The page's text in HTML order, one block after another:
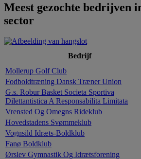
Meest gezochte bedrijven
sector
Bedrijf
Mollerup Golf Club
Fodboldtræning Dansk Træner Union
G.s. Robur Basket Societa Sportiva
Dilettantistica A Responsabilita Limitata
Vrensted Og Omegns Rideklub
Hovedstadens Svømmeklub
Vognsild Idræts-Boldklub
Fanø Boldklub
Ørslev Gymnastik Og Idrætsforening